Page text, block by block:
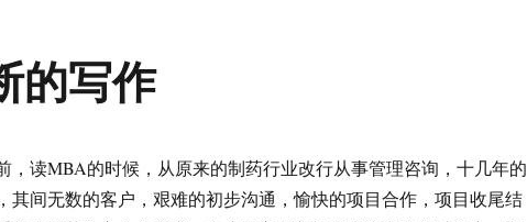
的写作
，读MBA的时候，从原来的制药行业改行从事管理咨询，十几年的
其间无数的客户，艰难的初步沟通，愉快的项目合作，项目收尾结